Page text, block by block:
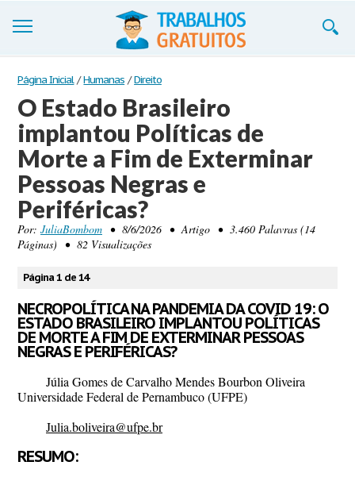
Trabalhos
Cadastre-se
Entre
Blog
Contate-nos
Página Inicial / Humanas / Direito
O Estado Brasileiro
implantou Políticas de
Morte a Fim de Exterminar
Pessoas Negras e
Periféricas?
Por: JuliaBombom • 8/6/2026 • Artigo • 3.460 Palavras (14
Páginas) • 82 Visualizações
Página 1 de 14
NECROPOLÍTICA NA PANDEMIA DA COVID 19: O
ESTADO BRASILEIRO IMPLANTOU POLÍTICAS
DE MORTE A FIM DE EXTERMINAR PESSOAS
NEGRAS E PERIFÉRICAS?
Júlia Gomes de Carvalho Mendes Bourbon Oliveira
Universidade Federal de Pernambuco (UFPE)
Julia.boliveira@ufpe.br
RESUMO: